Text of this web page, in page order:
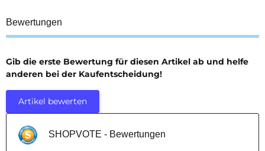
Bewertungen
Gib die erste Bewertung für diesen Artikel ab und helfe
anderen bei der Kaufentscheidung!
Artikel bewerten
SHOPVOTE - Bewertungen